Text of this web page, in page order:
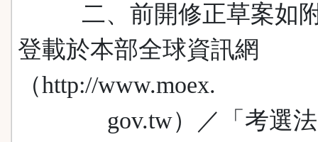
二、前開修正草案如附
登載於本部全球資訊網
（http://www.moex.
gov.tw）／「考選法